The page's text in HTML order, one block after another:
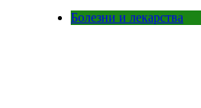
Болезни и лекарства